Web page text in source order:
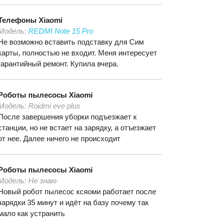
Xiaomi
REDMI Note 15 Pro
возможно вставить подставку для Сим
полностью не входит. Меня интересует
ремонт. Купила вчера.
пылесосы Xiaomi
Roidmi eve plus
завершения уборки подъезжает к
но не встает на зарядку, а отъезжает
нее. Далее ничего не происходит
пылесосы Xiaomi
Не знаю
робот пылесос ксяоми работает после
35 минут и идёт на базу почему так
как устранить